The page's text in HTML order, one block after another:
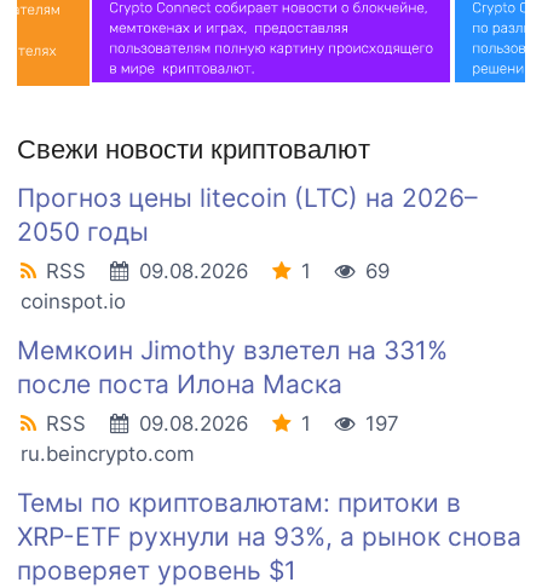
Свежи новости криптовалют
Прогноз цены litecoin (LTC) на 2026–
2050 годы
RSS 09.08.2026 1
69
coinspot.io
Мемкоин Jimothy взлетел на 331%
после поста Илона Маска
RSS 09.08.2026 1
197
ru.beincrypto.com
Темы по криптовалютам: притоки в
XRP-ETF рухнули на 93%, а рынок снова
проверяет уровень $1